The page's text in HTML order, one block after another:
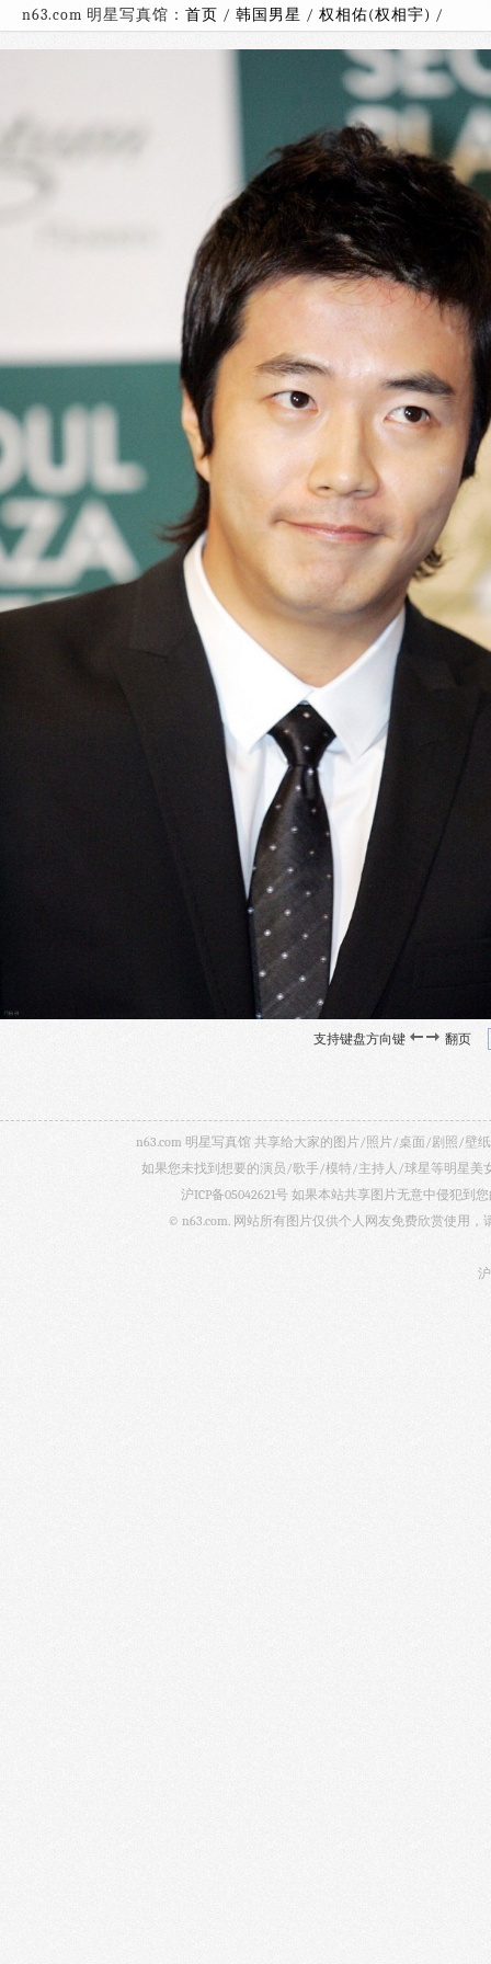
n63.com 明星写真馆： 首页 / 韩国男星 / 权相佑(权相宇)
支持键盘方向键 翻页
n63.com 明星写真馆 共享给大家的图片/照片/桌面/剧照/壁
如果您未找到想要的演员/歌手/模特/主持人/球星等明星美
沪ICP备05042621号 如果本站共享图片无意中侵犯到
© n63.com. 网站所有图片仅供个人网友免费欣赏使用